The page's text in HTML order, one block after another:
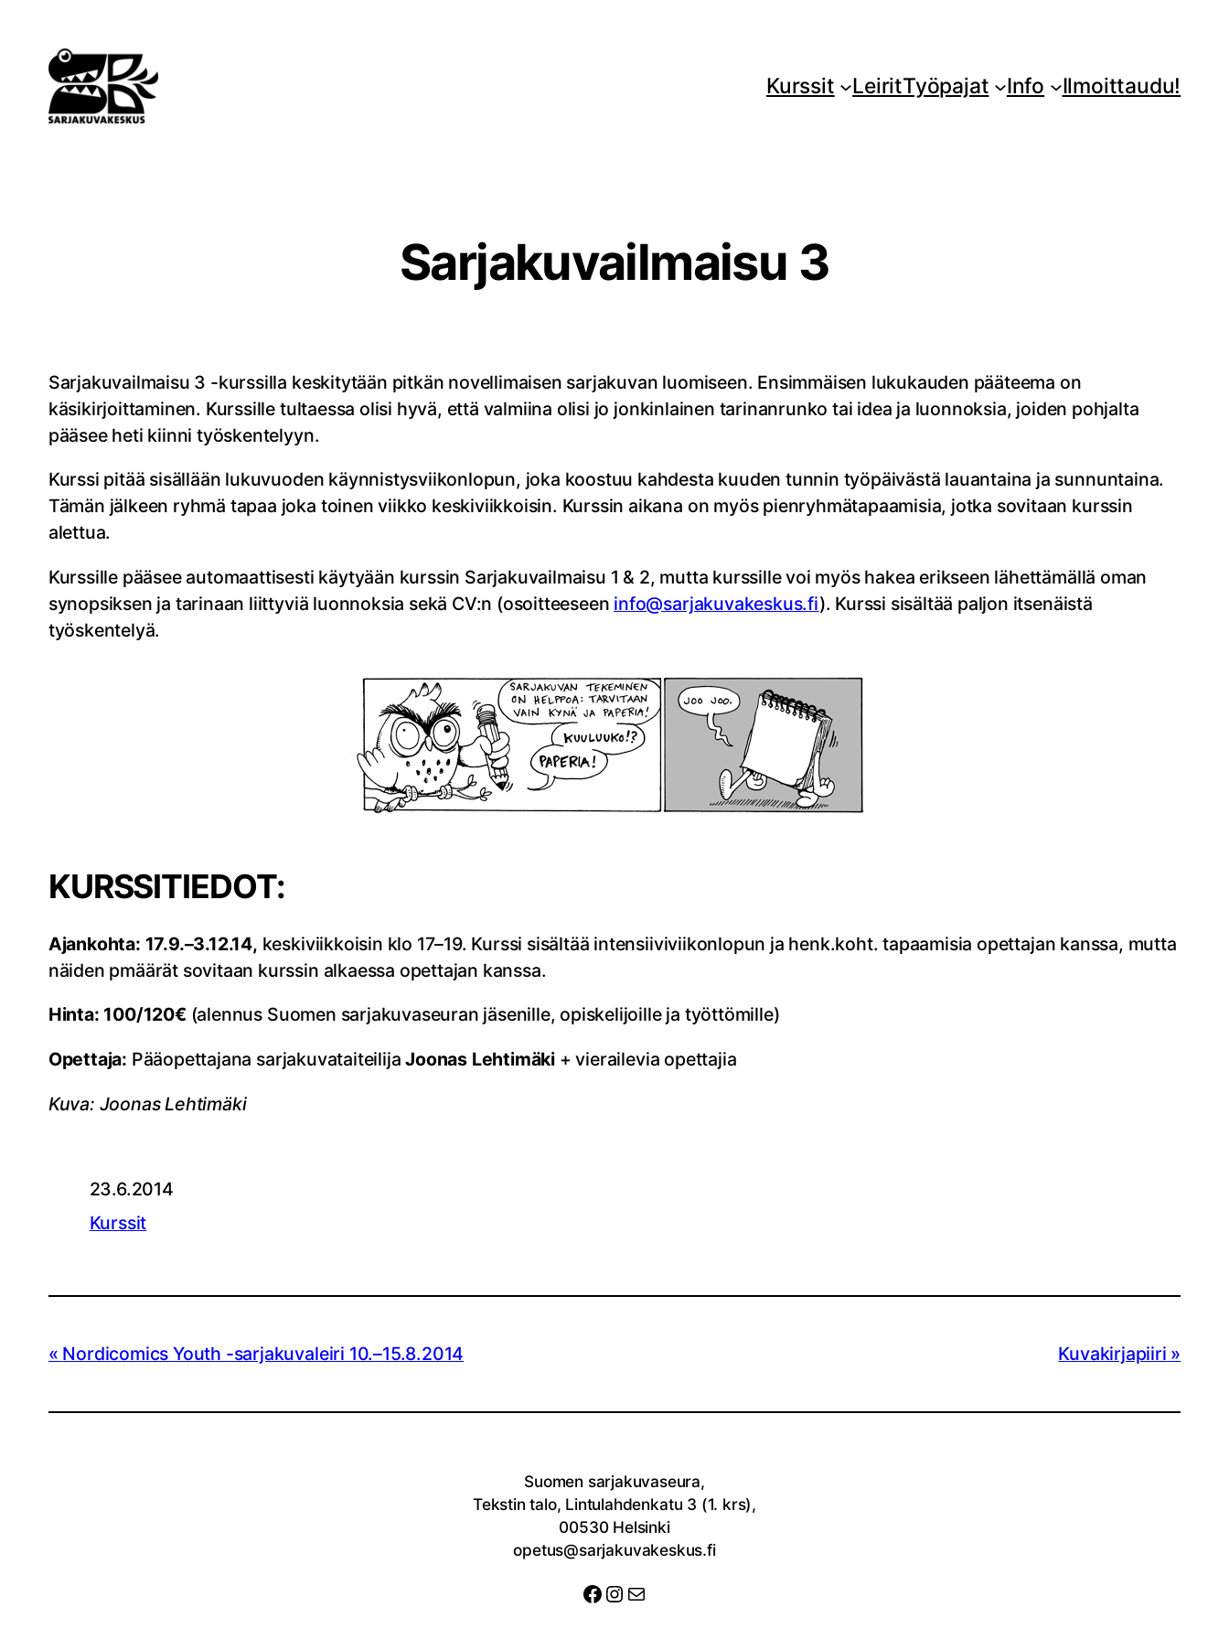
sisältöön
Kurssit LeiritTyöpajat Info Ilmoittaudu!
Sarjakuvailmaisu 3
Sarjakuvailmaisu 3 -kurssilla keskitytään pitkän novellimaisen sarjakuvan luomiseen. Ensimmäisen lukukauden pääteema on
käsikirjoittaminen. Kurssille tultaessa olisi hyvä, että valmiina olisi jo jonkinlainen tarinanrunko tai idea ja luonnoksia, joiden pohjalta
pääsee heti kiinni työskentelyyn.
Kurssi pitää sisällään lukuvuoden käynnistysviikonlopun, joka koostuu kahdesta kuuden tunnin työpäivästä lauantaina ja sunnuntaina.
Tämän jälkeen ryhmä tapaa joka toinen viikko keskiviikkoisin. Kurssin aikana on myös pienryhmätapaamisia, jotka sovitaan kurssin
alettua.
Kurssille pääsee automaattisesti käytyään kurssin Sarjakuvailmaisu 1 & 2, mutta kurssille voi myös hakea erikseen lähettämällä oman
synopsiksen ja tarinaan liittyviä luonnoksia sekä CV:n (osoitteeseen info@sarjakuvakeskus.fi). Kurssi sisältää paljon itsenäistä
työskentelyä.
KURSSITIEDOT:
Ajankohta: 17.9.–3.12.14, keskiviikkoisin klo 17–19. Kurssi sisältää intensiiviviikonlopun ja henk.koht. tapaamisia opettajan kanssa, mutta
näiden pmäärät sovitaan kurssin alkaessa opettajan kanssa.
Hinta: 100/120€(alennus Suomen sarjakuvaseuran jäsenille, opiskelijoille ja työttömille)
Opettaja: Pääopettajana sarjakuvataiteilijaJoonas Lehtimäki + vierailevia opettajia
Kuva: Joonas Lehtimäki
23.6.2014
Kurssit
Nordicomics Youth -sarjakuvaleiri 10.–15.8.2014 Kuvakirjapiiri
Suomen sarjakuvaseura,
Tekstin talo, Lintulahdenkatu 3 (1. krs),
00530 Helsinki
opetus@sarjakuvakeskus.fi
Facebook
Instagram
Sähköposti